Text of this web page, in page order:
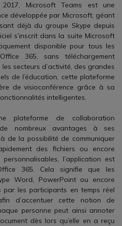
2017, Microsoft Teams est une
développée par Microsoft, géant
déjà du groupe Skype depuis
s’inscrit dans la suite Microsoft
disponible pour tous les
365, sans téléchargement
secteurs d’activité, des grandes
de l’éducation, cette plateforme
de visioconférence grâce à sa
intelligentes.
plateforme de collaboration
nombreux avantages à ses
de la possibilité de communiquer
des fichiers ou encore
l’application est
365. Cela signifie que les
Word, PowerPoint ou encore
par les participants en temps réel
d’accentuer cette notion de
personne peut ainsi annoter
dès lors qu’elle en a reçu